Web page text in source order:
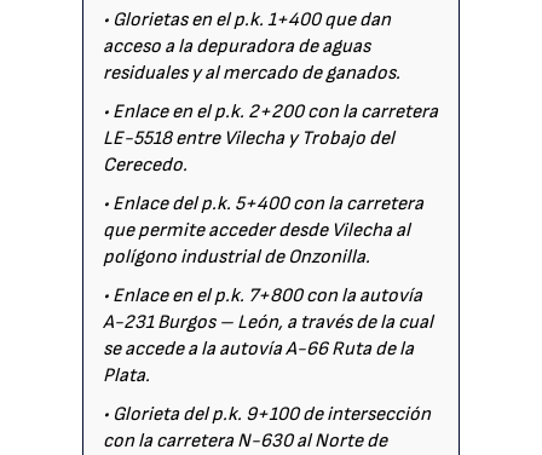
• Glorietas en el p.k. 1+400 que dan
acceso a la depuradora de aguas
residuales y al mercado de ganados.
• Enlace en el p.k. 2+200 con la carretera
LE-5518 entre Vilecha y Trobajo del
Cerecedo.
• Enlace del p.k. 5+400 con la carretera
que permite acceder desde Vilecha al
polígono industrial de Onzonilla.
• Enlace en el p.k. 7+800 con la autovía
A-231 Burgos – León, a través de la cual
se accede a la autovía A-66 Ruta de la
Plata.
• Glorieta del p.k. 9+100 de intersección
con la carretera N-630 al Norte de